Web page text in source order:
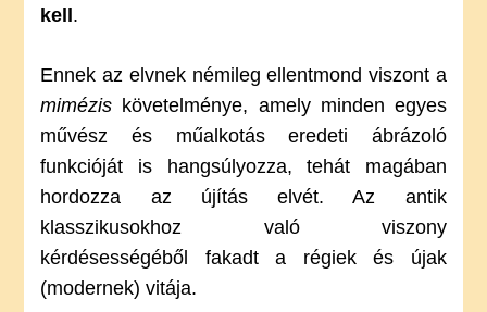
kell .
Ennek az elvnek némileg ellentmond viszont a
mimézis követelménye, amely minden egyes
művész és műalkotás eredeti ábrázoló
funkcióját is hangsúlyozza, tehát magában
hordozza az újítás elvét. Az antik
klasszikusokhoz való viszony
kérdésességéből fakadt a régiek és újak
(modernek) vitája.